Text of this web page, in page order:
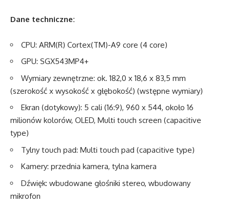
Dane techniczne:
CPU: ARM(R) Cortex(TM)-A9 core (4 core)
GPU: SGX543MP4+
Wymiary zewnętrzne: ok. 182,0 x 18,6 x 83,5 mm
(szerokość x wysokość x głębokość) (wstępne wymiary)
Ekran (dotykowy): 5 cali (16:9), 960 x 544, około 16
milionów kolorów, OLED, Multi touch screen (capacitive
type)
Tylny touch pad: Multi touch pad (capacitive type)
Kamery: przednia kamera, tylna kamera
Dźwięk: wbudowane głośniki stereo, wbudowany
mikrofon